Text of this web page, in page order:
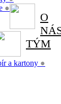
●
a kartony ●
O
TÝM